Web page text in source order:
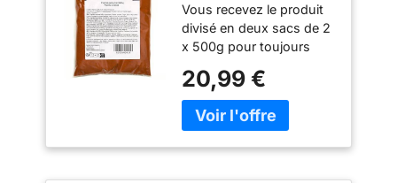
fumé en poudre
Vous recevez le produit
divisé en deux sacs de 2
x 500g pour toujours
fumé frais. Meilleur
rapport qualité-prix grâce
à l'achat direct en
pour le goulasch ou pour
20,99 €